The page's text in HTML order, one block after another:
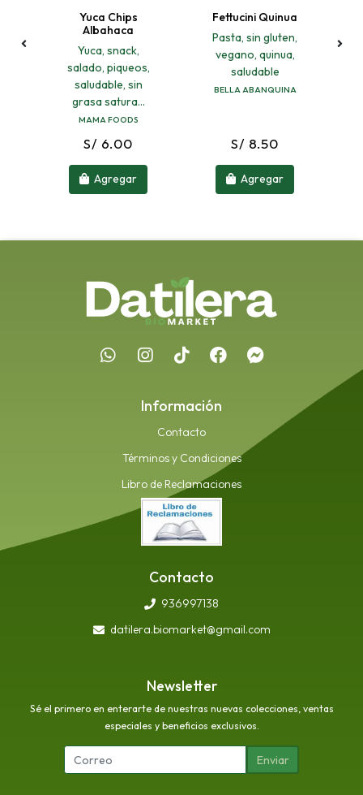
Yuca Chips
Albahaca
Yuca, snack,
salado, piqueos,
saludable, sin
grasa satura...
MAMA FOODS
S/ 6.00
Agregar
Fettucini Quinua
Pasta, sin gluten,
vegano, quinua,
saludable
BELLA ABANQUINA
S/ 8.50
Agregar
Información
Contacto
Términos y Condiciones
Libro de Reclamaciones
Contacto
936997138
datilera.biomarket@gmail.com
Newsletter
Sé el primero en enterarte de nuestras nuevas colecciones, ventas
especiales y beneficios exclusivos.
Enviar